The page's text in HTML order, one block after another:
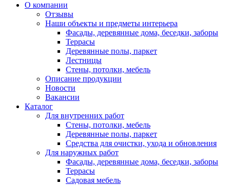
О компании
Отзывы
Наши объекты и предметы интерьера
Фасады, деревянные дома, беседки, заборы
Террасы
Деревянные полы, паркет
Лестницы
Стены, потолки, мебель
Описание продукции
Новости
Вакансии
Каталог
Для внутренних работ
Стены, потолки, мебель
Деревянные полы, паркет
Средства для очистки, ухода и обновления
Для наружных работ
Фасады, деревянные дома, беседки, заборы
Террасы
Садовая мебель